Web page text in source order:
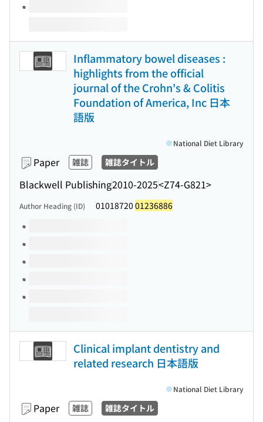
Inflammatory bowel diseases :
highlights from the official
journal of the Crohn's & Colitis
Foundation of America, Inc 日本
語版
Paper 雑誌 雑誌タイトル
Blackwell Publishing2010-2025<Z74-G821>
National Diet Library
Author Heading (ID) 01018720 01236886
Volumes of this title
Clinical implant dentistry and
related research 日本語版
Paper 雑誌 雑誌タイトル
National Diet Library